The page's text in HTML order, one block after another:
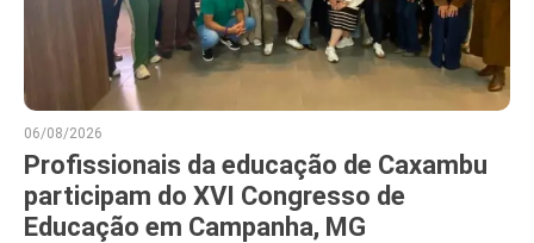
06/08/2026
Profissionais da educação de Caxambu
participam do XVI Congresso de
Educação em Campanha, MG